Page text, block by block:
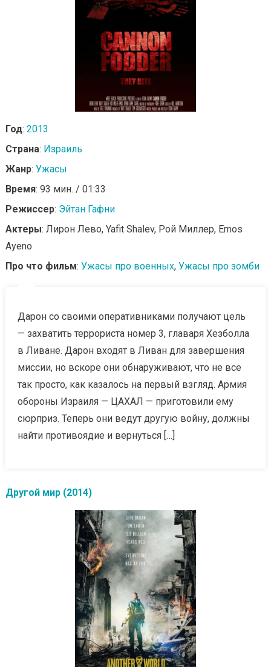
Год: 2013
Страна: Израиль
Жанр: Ужасы
Время: 93 мин. / 01:33
Режиссер: Эйтан Гафни
Актеры: Лирон Лево, Yafit Shalev, Рой Миллер, Emos
Ayeno
Про что фильм: Ужасы про военных, Ужасы про зомби
Дарон со своими оперативниками получают цель
— захватить террориста номер 3, главаря Хезболла
в Ливане. Дарон входят в Ливан для завершения
миссии, но вскоре они обнаруживают, что не все
так просто, как казалось на первый взгляд. Армия
обороны Израиля — ЦАХАЛ — приготовили ему
сюрприз. Теперь они ведут другую войну, должны
найти противоядие и вернуться […]
Другой мир (2014)